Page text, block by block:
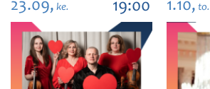
23.09, ke. 19:00 1.10, to.